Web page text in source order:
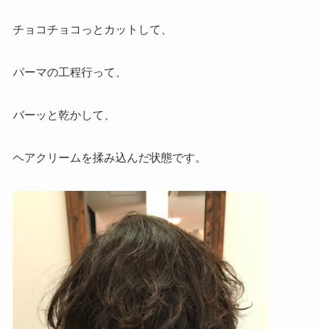
チョコチョコっとカットして、
パーマの工程行って、
バーッと乾かして、
ヘアクリームを揉み込んだ状態です。